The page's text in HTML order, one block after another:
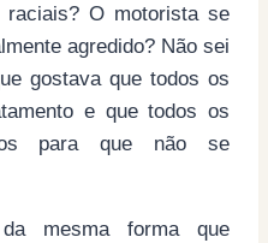
raciais? O motorista se
agredido? Não sei
gostava que todos os
e que todos os
para que não se
mesma forma que